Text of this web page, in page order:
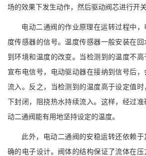
场的效果下发生动作，然后驱动阀芯进行开关
电动二通阀的作业原理在运转过程中，
度传感器的信号。温度传感器一般安装在
到环境和温度的改变。当检测到的温度不
宣布电信号，电动驱动器在接纳到信号后
流入。反之，当检测到的温度高于设定值
下封闭，阻挠热水持续流入。这样，经过
动二通阀能有用地坚持设定的温度。
此外，电动二通阀的安稳运转还依赖于
确的电子设计。阀体的结构保证了流体在